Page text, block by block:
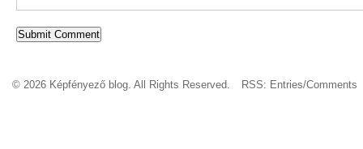
© 2026 Képfényező blog. All Rights Reserved. RSS: Entries/Comments